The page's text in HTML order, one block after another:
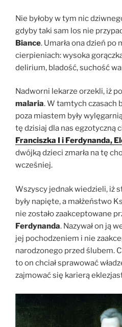
Nie byłoby w tym nic
gdyby taki sam los nie
Biance. Umarła ona dzień po
cierpieniach: wysoka
delirium, bladość, suchość
Nadworni lekarze orzekli, iż
malaria. W tamtych czasach
poza miastem były
tę dzisiaj dla nas egzotyczną
Franciszka I i Ferdynanda,
dwójką dzieci zmarła na tę
wcześniej.
Wszyscy jednak wiedzieli, iż
były napięte, a małżeństwo
nie zostało zaakceptowane
Ferdynanda. Nazywał on ją
jej pochodzeniem i nie
narodzonego przed ślubem.
to on chciał sprawować
zajmować się karierą